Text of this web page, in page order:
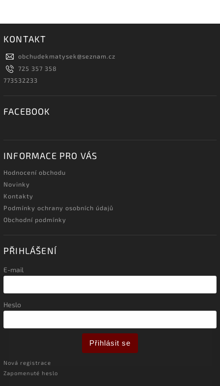
KONTAKT
obchudekmatysek@seznam.cz
725 357 358
773532233
FACEBOOK
INFORMACE PRO VÁS
Hodnocení obchodu
Novinky
Kontakty
Podmínky ochrany osobních údajů
Obchodní podmínky
PŘIHLÁŠENÍ
E-mail
Heslo
Přihlásit se
Nová registrace
Zapomenuté heslo